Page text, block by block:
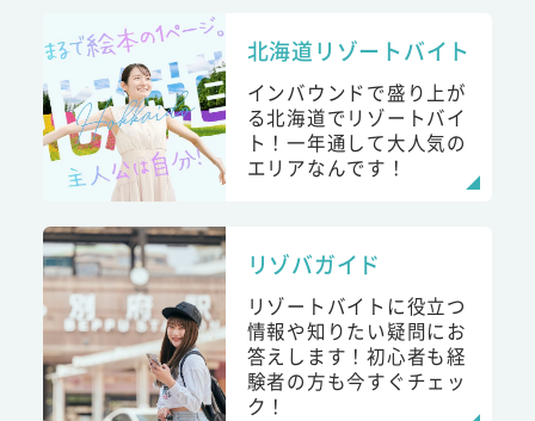
北海道リゾートバイト
インバウンドで盛り上が
る北海道でリゾートバイ
ト！一年通して大人気の
エリアなんです！
リゾバガイド
リゾートバイトに役立つ
情報や知りたい疑問にお
答えします！初心者も経
験者の方も今すぐチェッ
ク！